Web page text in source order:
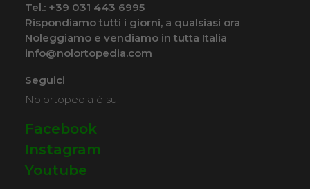
Tel.: +39 031 443 6995
Rispondiamo tutti i giorni, a qualsiasi ora
Noleggiamo e vendiamo in tutta Italia
info@nolortopedia.com
Seguici
Nolortopedia è su:
Facebook
Instagram
Youtube